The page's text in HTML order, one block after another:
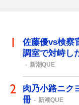
佐藤優vs検察
調室で対峙し
新潮QUE
肉乃小路ニク
冊
新潮QUE